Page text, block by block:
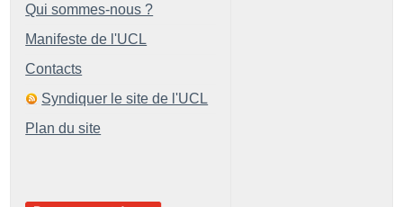
Qui sommes-nous ?
Manifeste de l'UCL
Contacts
Syndiquer le site de l'UCL
Plan du site